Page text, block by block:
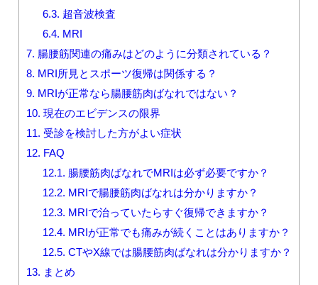
6.3. 超音波検査
6.4.
MRI
7.
腸腰筋関連の痛みはどのように分類されている？
8.
MRI所見とスポーツ復帰は関係する？
9.
MRIが正常なら腸腰筋肉ばなれではない？
10. 現在のエビデンスの限界
11.
受診を検討した方がよい症状
12.
FAQ
12.1.
腸腰筋肉ばなれでMRIは必ず必要ですか？
12.2.
MRIで腸腰筋肉ばなれは分かりますか？
12.3.
MRIで治っていたらすぐ復帰できますか？
12.4.
MRIが正常でも痛みが続くことはありますか？
12.5. CTやX線では腸腰筋肉ばなれは分かりますか？
13.
まとめ